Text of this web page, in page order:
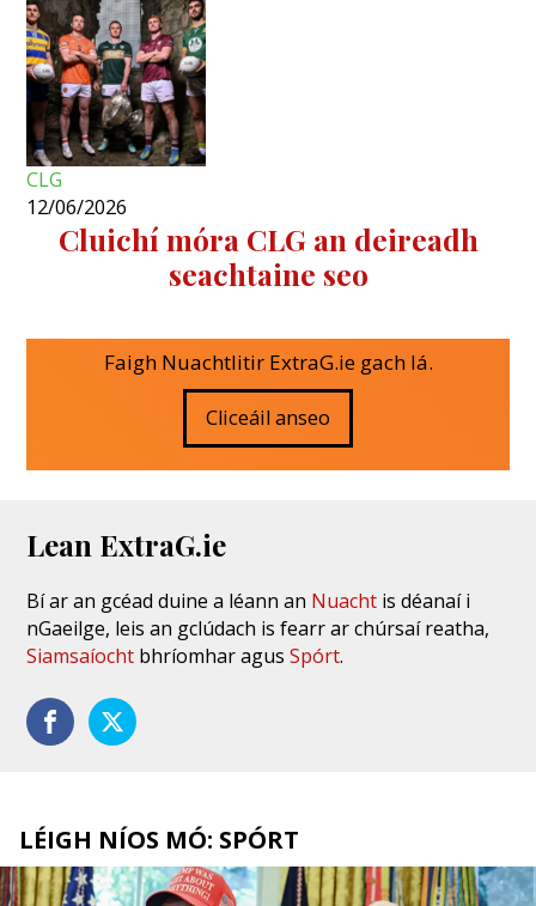
CLG
12/06/2026
Cluichí móra CLG an deireadh
seachtaine seo
Faigh Nuachtlitir ExtraG.ie gach lá.
Cliceáil anseo
Lean ExtraG.ie
Bí ar an gcéad duine a léann an Nuacht is déanaí i
nGaeilge, leis an gclúdach is fearr ar chúrsaí reatha,
Siamsaíocht bhríomhar agusSpórt.
LÉIGH NÍOS MÓ: SPÓRT